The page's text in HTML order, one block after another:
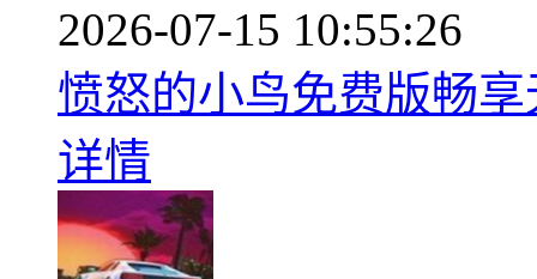
2026-07-15 10:55:26
愤怒的小鸟免费版畅
详情